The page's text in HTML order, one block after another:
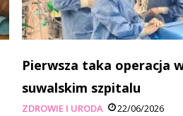
Pierwsza taka operacja
suwalskim szpitalu
ZDROWIE I URODA 22/06/2026